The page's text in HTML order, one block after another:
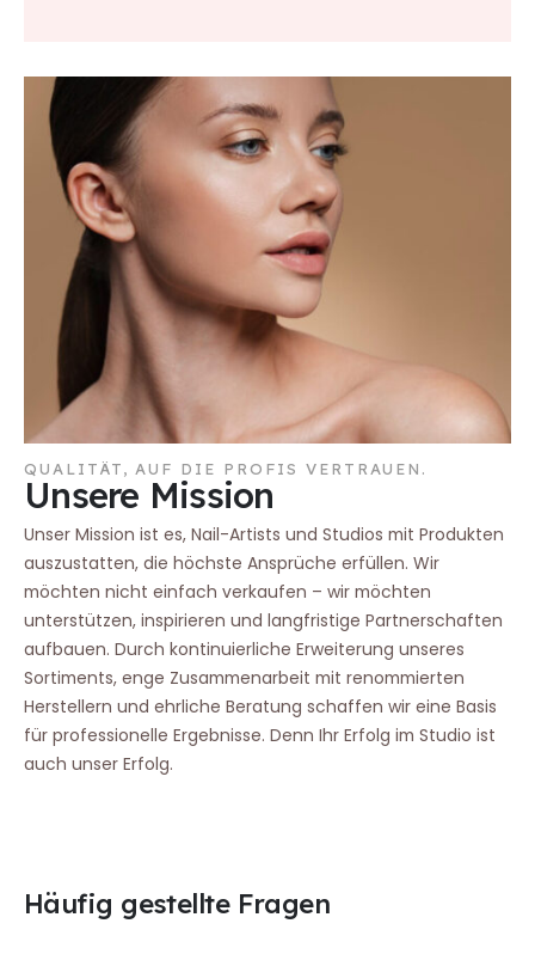
QUALITÄT, AUF DIE PROFIS VERTRAUEN.
Unsere Mission
Unser Mission ist es, Nail-Artists und Studios mit Produkten
auszustatten, die höchste Ansprüche erfüllen. Wir
möchten nicht einfach verkaufen – wir möchten
unterstützen, inspirieren und langfristige Partnerschaften
aufbauen. Durch kontinuierliche Erweiterung unseres
Sortiments, enge Zusammenarbeit mit renommierten
Herstellern und ehrliche Beratung schaffen wir eine Basis
für professionelle Ergebnisse. Denn Ihr Erfolg im Studio ist
auch unser Erfolg.
Häufig gestellte Fragen